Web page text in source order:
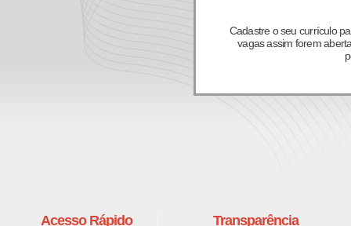
Cadastre o seu currículo
vagas assim forem
Acesso Rápido Transparência